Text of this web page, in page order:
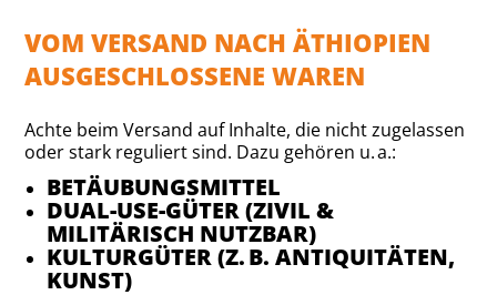
VOM VERSAND NACH ÄTHIOPIEN
AUSGESCHLOSSENE WAREN
Achte beim Versand auf Inhalte, die nicht zugelassen
oder stark reguliert sind. Dazu gehören u. a.:
BETÄUBUNGSMITTEL
DUAL-USE-GÜTER (ZIVIL &
MILITÄRISCH NUTZBAR)
KULTURGÜTER (Z. B. ANTIQUITÄTEN,
KUNST)